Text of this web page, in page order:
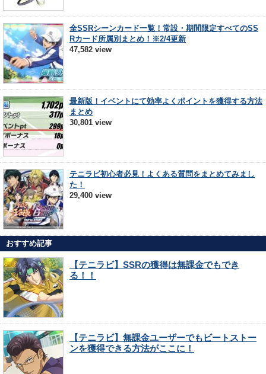
全SSRシーンカード一覧！常設・期間限定すべてのSS
Rカード所属別まとめ！※2/4更新
47,582 view
最新版！イベントにて効率よくポイントを獲得する方法
まとめ
30,801 view
テニラビ初心者必見！よくある質問をまとめてみまし
た！
29,400 view
おすすめ記事
【テニラビ】SSRの獲得は無課金でもでき
る！！
【テニラビ】無課金ユーザーでもビートストー
ンを獲得できる方法がここに！